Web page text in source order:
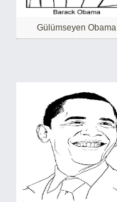
Gülümseyen Obama